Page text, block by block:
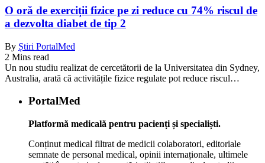
O oră de exerciții fizice pe zi reduce cu 74% riscul de
a dezvolta diabet de tip 2
By Știri PortalMed
2 Mins read
Un nou studiu realizat de cercetătorii de la Universitatea din Sydney,
Australia, arată că activitățile fizice regulate pot reduce riscul…
PortalMed
Platformă medicală pentru pacienți și specialiști.
Conținut medical filtrat de medicii colaboratori, editoriale
semnate de personal medical, opinii internaționale, ultimele